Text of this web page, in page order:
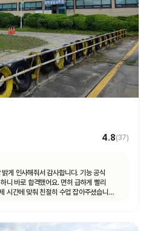
4.8(37)
게 인사해줘서 감사합니다. 기능 공식
격했어요. 면허 급하게 빨리
시간에 맞춰 친절히 수업 잡아주셨습니다.